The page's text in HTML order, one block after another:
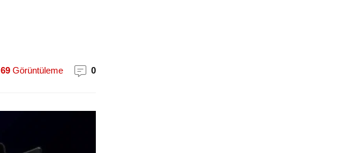
69 Görüntüleme 0